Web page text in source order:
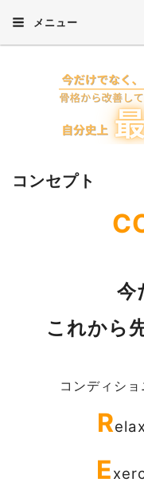
メニュー
コンセプト
今
これから
コンディシ
R
E